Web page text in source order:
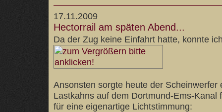
17.11.2009
Hectorrail am späten Abend...
Da der Zug keine Einfahrt hatte, konnte
Ansonsten sorgte heute der Scheinwerfer
Lastkahns auf dem Dortmund-Ems-Kanal
für eine eigenartige Lichtstimmung: